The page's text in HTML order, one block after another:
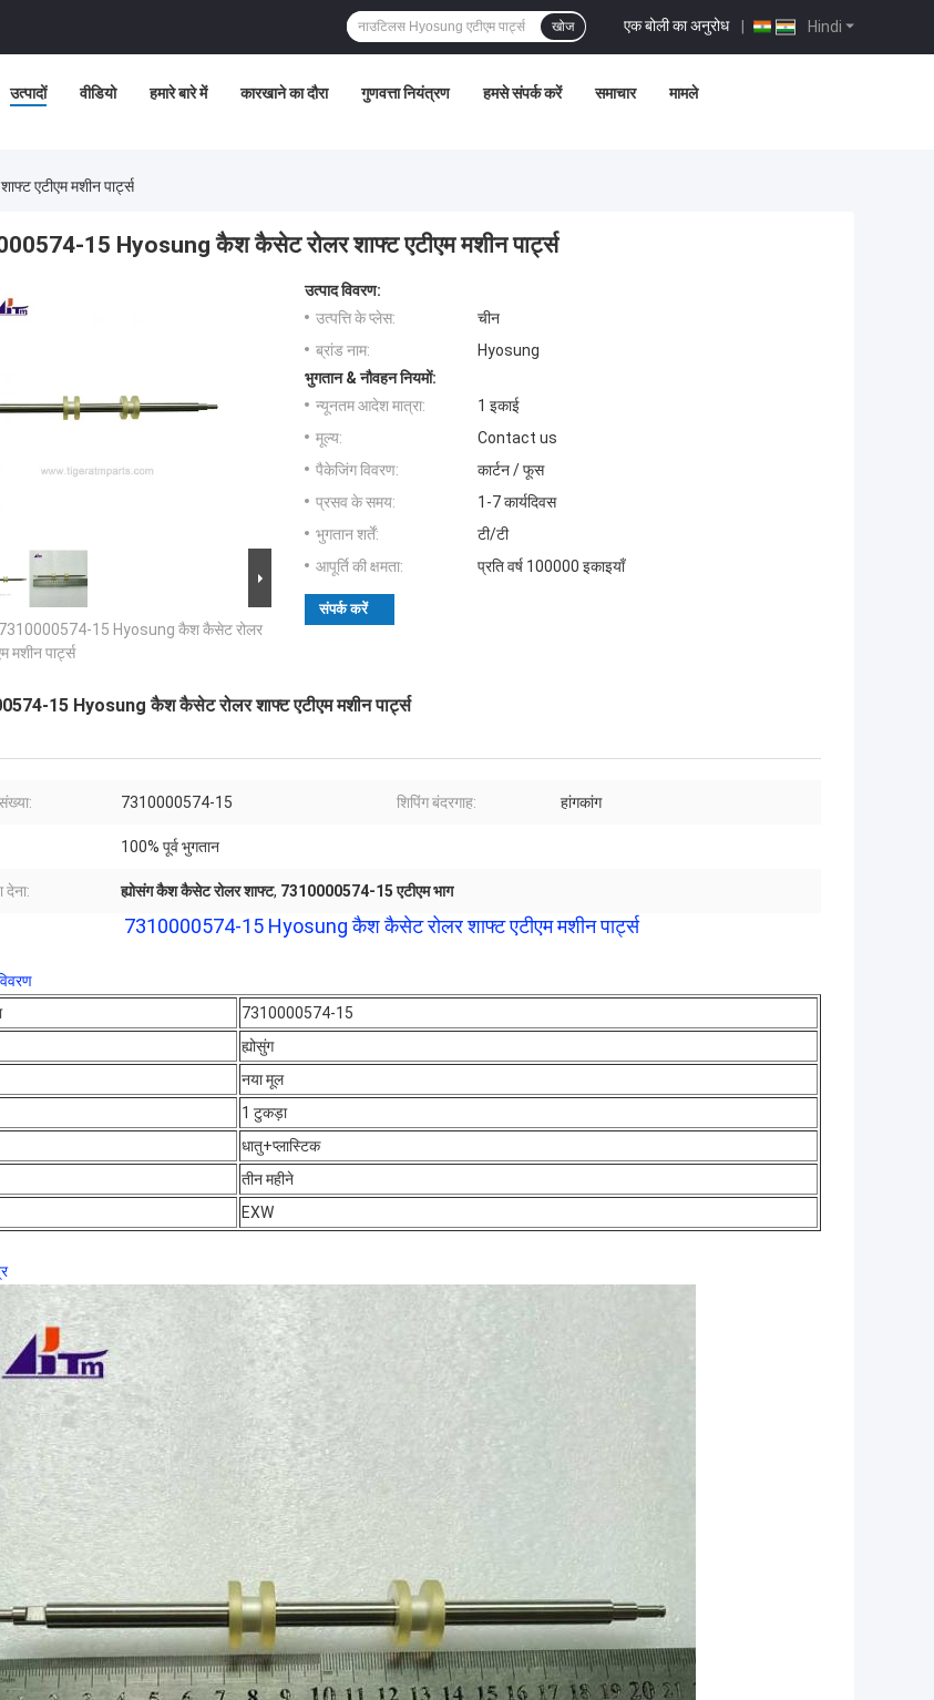
Hindi
एक बोली का अनुरोध |
खोज
उत्पादों वीडियो हमारे बारे में कारखाने का दौरा गुणवत्ता नियंत्रण हमसे संपर्क करें समाचार मामले
एटीएम मशीन पार्ट्स
15 Hyosung कैश कैसेट रोलर शाफ्ट एटीएम मशीन पार्ट्स
7310000574-15 Hyosung कैश कैसेट रोलर
मशीन पार्ट्स
उत्पाद विवरण:
उत्पत्ति के प्लेस:
चीन
ब्रांड नाम:
Hyosung
भुगतान & नौवहन नियमों:
न्यूनतम आदेश मात्रा:
1 इकाई
मूल्य:
Contact us
पैकेजिंग विवरण:
कार्टन / फूस
प्रसव के समय:
1-7 कार्यदिवस
भुगतान शर्तें:
टी/टी
आपूर्ति की क्षमता:
प्रति वर्ष 100000 इकाइयाँ
संपर्क करें
15 Hyosung कैश कैसेट रोलर शाफ्ट एटीएम मशीन पार्ट्स
7310000574-15 शिपिंग बंदरगाह: हांगकांग
100% पूर्व भुगतान
देना: ह्योसंग कैश कैसेट रोलर शाफ्ट, 7310000574-15 एटीएम भाग
7310000574-15 Hyosung कैश कैसेट रोलर शाफ्ट एटीएम मशीन पार्ट्स
7310000574-15
ह्योसुंग
नया मूल
1 टुकड़ा
धातु+प्लास्टिक
तीन महीने
EXW